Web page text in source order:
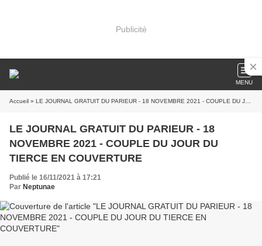
Publicité
MENU
Accueil » LE JOURNAL GRATUIT DU PARIEUR - 18 NOVEMBRE 2021 - COUPLE DU JOUR DU TIERCE EN COUVERTURE
LE JOURNAL GRATUIT DU PARIEUR - 18
NOVEMBRE 2021 - COUPLE DU JOUR DU
TIERCE EN COUVERTURE
Publié le 16/11/2021 à 17:21
Par Neptunae